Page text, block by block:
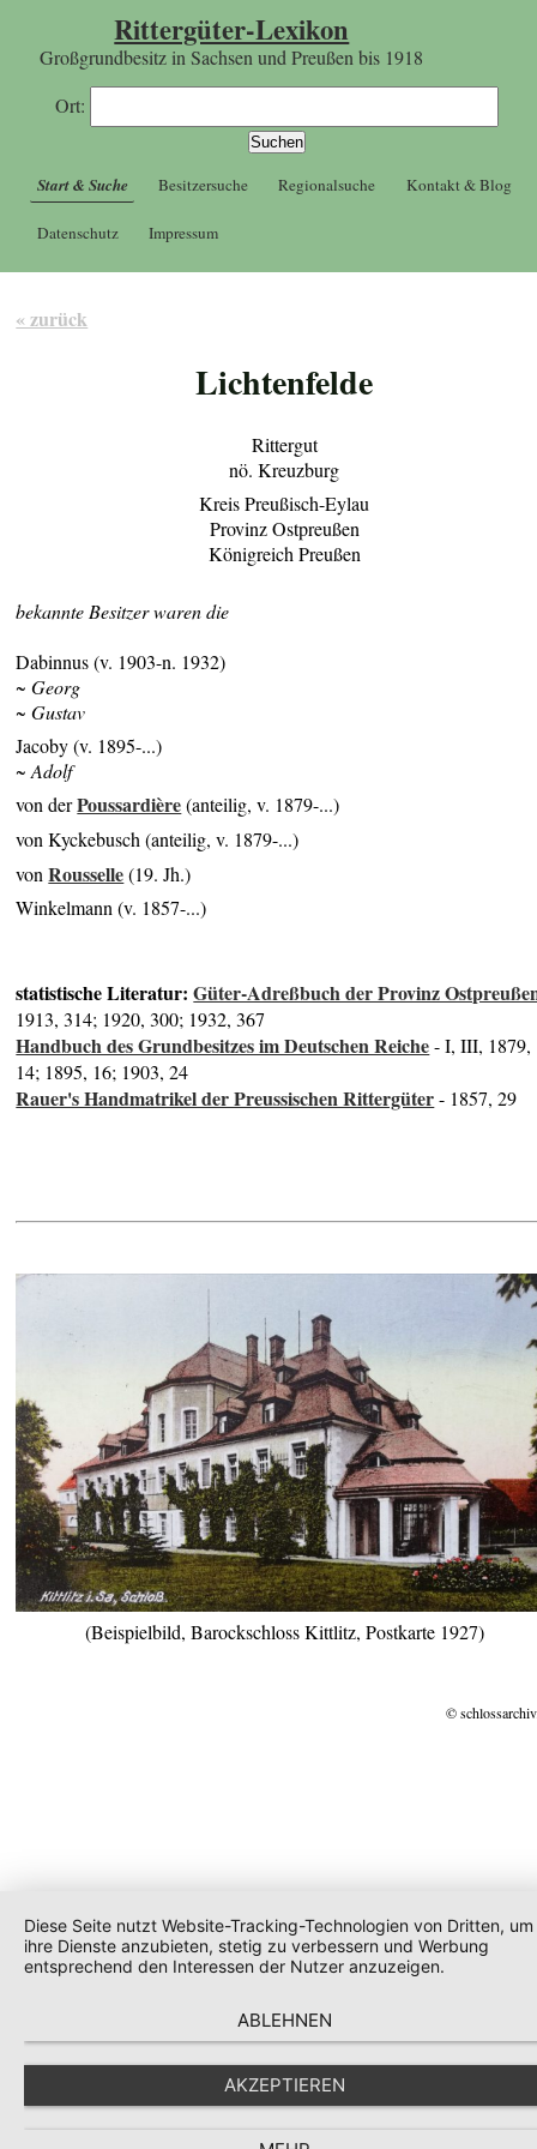
Rittergüter-Lexikon
Großgrundbesitz in Sachsen und Preußen bis 1918
Ort:
Start & Suche Besitzersuche Regionalsuche Kontakt & Blog
Datenschutz Impressum
« zurück
Lichtenfelde
Rittergut
nö. Kreuzburg
Kreis Preußisch-Eylau
Provinz Ostpreußen
Königreich Preußen
bekannte Besitzer waren die
Dabinnus (v. 1903-n. 1932)
~ Georg
~ Gustav
Jacoby (v. 1895-...)
~ Adolf
von derPoussardière(anteilig, v. 1879-...)
von Kyckebusch (anteilig, v. 1879-...)
vonRousselle(19. Jh.)
Winkelmann (v. 1857-...)
statistische Literatur:Güter-Adreßbuch der Provinz
1913, 314; 1920, 300; 1932, 367
Handbuch des Grundbesitzes im Deutschen Reiche- I, III, 1879,
14; 1895, 16; 1903, 24
Rauer's Handmatrikel der Preussischen Rittergüter- 1857, 29
(Beispielbild, Barockschloss Kittlitz, Postkarte 1927)
©
Diese Seite nutzt Website-Tracking-Technologien von Dritten, um
ihre Dienste anzubieten, stetig zu verbessern und Werbung
entsprechend den Interessen der Nutzer anzuzeigen.
ABLEHNEN
AKZEPTIEREN